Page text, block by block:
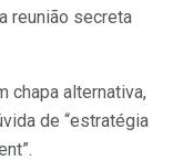
reunião secreta
chapa alternativa,
de “estratégia